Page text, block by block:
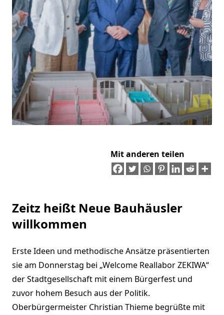
Mit anderen teilen
Zeitz heißt Neue Bauhäusler
willkommen
Erste Ideen und methodische Ansätze präsentierten
sie am Donnerstag bei „Welcome Reallabor ZEKIWA“
der Stadtgesellschaft mit einem Bürgerfest und
zuvor hohem Besuch aus der Politik.
Oberbürgermeister Christian Thieme begrüßte mit